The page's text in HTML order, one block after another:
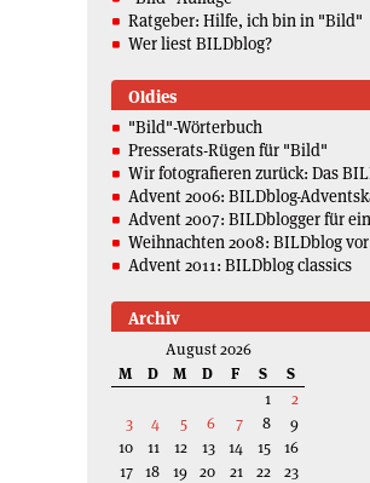
Ratgeber: Hilfe, ich bin in "Bild"
Wer liest BILDblog?
Oldies
"Bild"-Wörterbuch
Presserats-Rügen für "Bild"
Wir fotografieren zurück: Das
Advent 2006: BILDblog-
Advent 2007: BILDblogger für
Weihnachten 2008: BILDblog
Advent 2011: BILDblog classics
Archiv
August 2026
M
D M D F S
S
1
2
3
4 5 6 7 8
9
10
11 12 13 14 15
16
17 18 19 20 21 22 23